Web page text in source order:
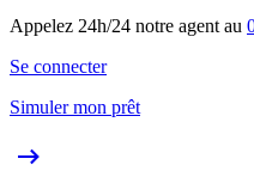
Appelez 24h/24 notre agent au
Se connecter
Simuler mon prêt